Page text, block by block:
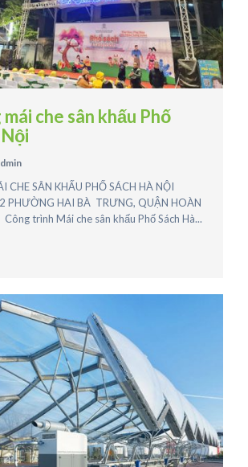
che sân khấu Phố
CHE SÂN KHẤU PHỐ SÁCH HÀ NỘI
PHƯỜNG HAI BÀ TRƯNG, QUẬN HOÀN
trình Mái che sân khấu Phố Sách Hà...